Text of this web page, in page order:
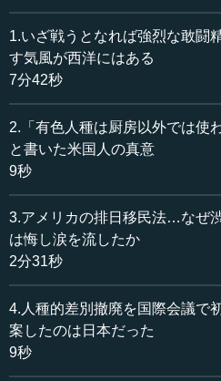
名誉教授・渡部昇一氏によるシ
る昭和史」第六章・第６回。
収録日：2015年2月2日
追加日：2015年9月14日
カテゴリー：
歴史・民族
≪全文≫
その点でいうと、「国のかた
しまった一人として挙げられる
げてきた幣原喜重郎であろう。
幣原は豪農の家に生まれ、東
し、三菱財閥三代目総帥の岩崎
人の悪いところを疑わない、素
いかという気がする。素直に育
い。だが、素直に育つことの怖
しかすると現代の日本人は理解
か。
1.いざ戦うとなれば強烈な敢闘
す気風が西洋にはある
7分42秒
2.「有色人種は厨房以外では使
と書いた米国人の真意
9秒
3.アメリカの排日移民法…なぜ
は悔し涙を流したか
2分31秒
4.人種的差別撤廃を国際会議で
案したのは日本だった
9秒